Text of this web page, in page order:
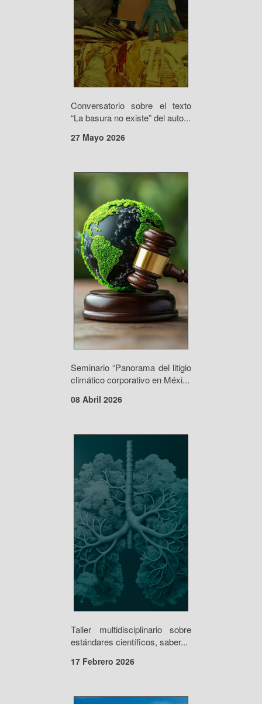
Conversatorio sobre el texto
“La basura no existe” del auto...
27 Mayo 2026
Seminario “Panorama del litigio
climático corporativo en Méxi...
08 Abril 2026
Taller multidisciplinario sobre
estándares científicos, saber...
17 Febrero 2026